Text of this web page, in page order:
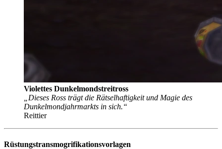
Violettes Dunkelmondstreitross
„Dieses Ross trägt die Rätselhaftigkeit und Magie des
Dunkelmondjahrmarkts in sich.“
Reittier
Rüstungstransmogrifikationsvorlagen